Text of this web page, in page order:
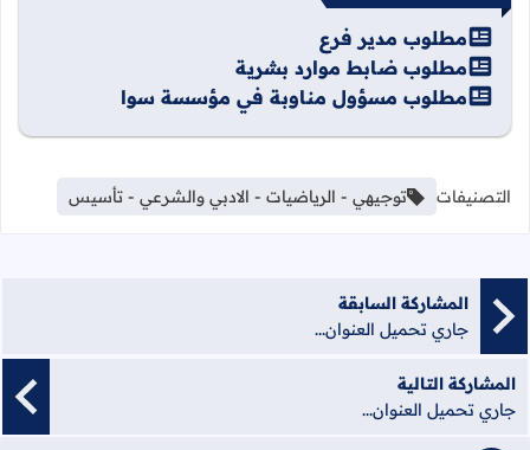
مطلوب مدير فرع
مطلوب ضابط موارد بشرية
مطلوب مسؤول مناوبة في مؤسسة سوا
التصنيفات توجيهي - الرياضيات - الادبي والشرعي - تأسيس
المشاركة السابقة
جاري تحميل العنوان...
المشاركة التالية
جاري تحميل العنوان...